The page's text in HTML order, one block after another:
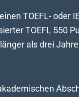
TOEFL- oder
TOEFL 550
als drei